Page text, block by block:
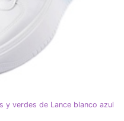
y verdes de Lance blanco azul